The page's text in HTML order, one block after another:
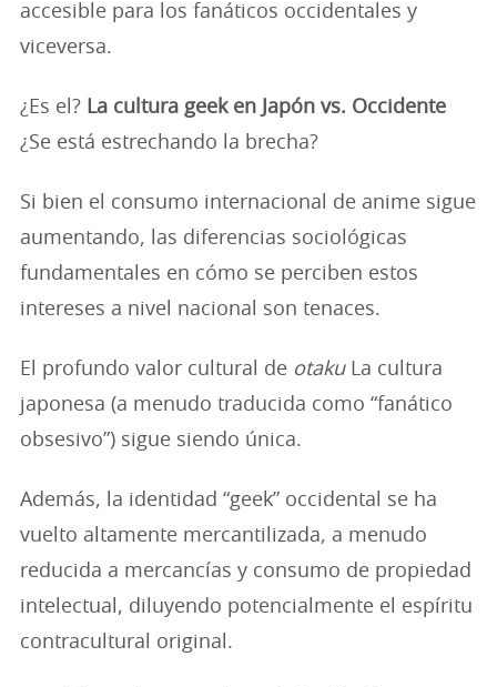
accesible para los fanáticos occidentales y
viceversa.
¿Es el? La cultura geek en Japón vs. Occidente
¿Se está estrechando la brecha?
Si bien el consumo internacional de anime sigue
aumentando, las diferencias sociológicas
fundamentales en cómo se perciben estos
intereses a nivel nacional son tenaces.
El profundo valor cultural de otakuLa cultura
japonesa (a menudo traducida como “fanático
obsesivo”) sigue siendo única.
Además, la identidad “geek” occidental se ha
vuelto altamente mercantilizada, a menudo
reducida a mercancías y consumo de propiedad
intelectual, diluyendo potencialmente el espíritu
contracultural original.